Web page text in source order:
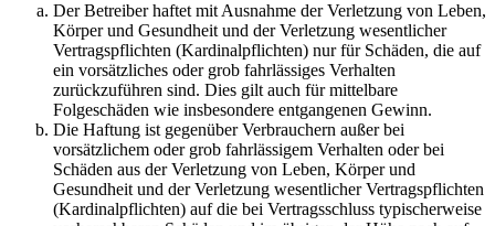
Der Betreiber haftet mit Ausnahme der Verletzung von Leben,
Körper und Gesundheit und der Verletzung wesentlicher
Vertragspflichten (Kardinalpflichten) nur für Schäden, die auf
ein vorsätzliches oder grob fahrlässiges Verhalten
zurückzuführen sind. Dies gilt auch für mittelbare
Folgeschäden wie insbesondere entgangenen Gewinn.
Die Haftung ist gegenüber Verbrauchern außer bei
vorsätzlichem oder grob fahrlässigem Verhalten oder bei
Schäden aus der Verletzung von Leben, Körper und
Gesundheit und der Verletzung wesentlicher Vertragspflichten
(Kardinalpflichten) auf die bei Vertragsschluss typischerweise